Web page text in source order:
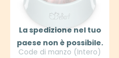
La spedizione nel tuo
paese non è possibile.
Code di manzo (Intero)